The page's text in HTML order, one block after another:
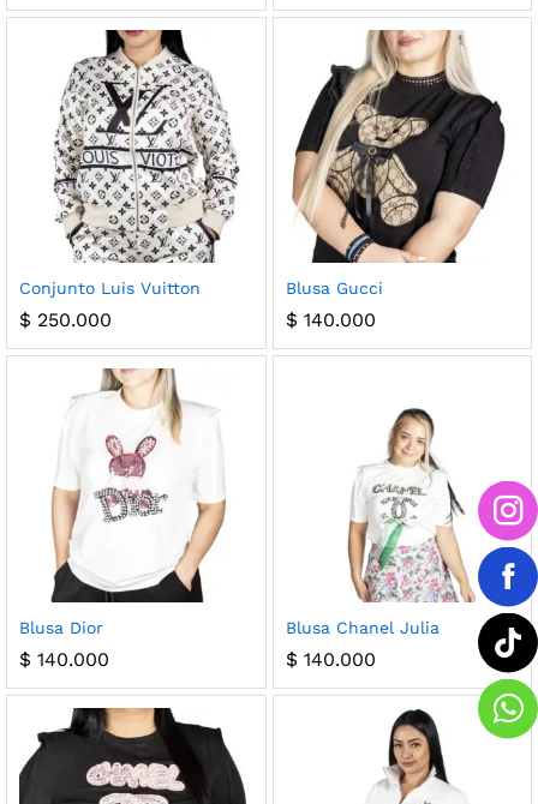
Conjunto Luis Vuitton
$ 250.000
Blusa Gucci
$ 140.000
Blusa Dior
$ 140.000
Blusa Chanel Julia
$ 140.000